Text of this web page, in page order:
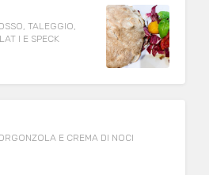
TALEGGIO,
I E SPECK
E CREMA DI NOCI